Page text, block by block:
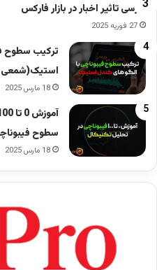
بررسی تاثیر اخبار در بازار فارکس
27 فوریه 2025
ترکیب سطوح
استیک(شمعی
18 مارس 2025
سطوح
18 مارس 2025